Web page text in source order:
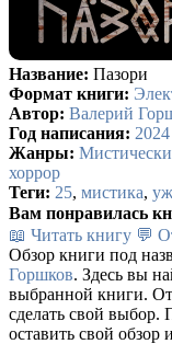
Название: Пазори
Формат книги:
Автор: Валерий
Год написания: 2024
Жанры:
хоррор
Теги: 25, мистика,
Вам понравилась
📖 Читать книгу 💬
Обзор книги под
Горшков. Здесь вы
выбранной книги.
сделать свой выбор.
оставить свой обзор